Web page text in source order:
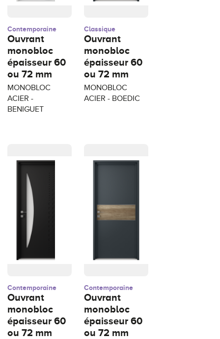
Contemporaine
Ouvrant
monobloc
épaisseur 60
ou 72 mm
MONOBLOC
ACIER -
BENIGUET
Classique
Ouvrant
monobloc
épaisseur 60
ou 72 mm
MONOBLOC
ACIER - BOEDIC
Contemporaine
Ouvrant
monobloc
épaisseur 60
ou 72 mm
Contemporaine
Ouvrant
monobloc
épaisseur 60
ou 72 mm